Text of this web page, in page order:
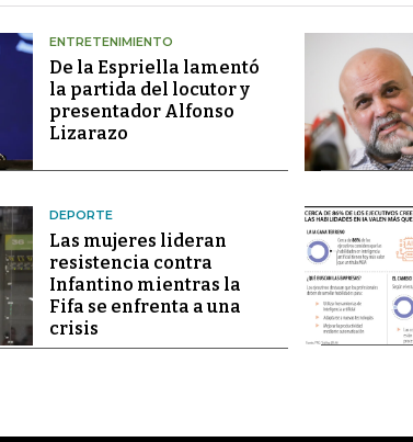
ENTRETENIMIENTO
De la Espriella lamentó
la partida del locutor y
presentador Alfonso
Lizarazo
DEPORTE
Las mujeres lideran
resistencia contra
Infantino mientras la
Fifa se enfrenta a una
crisis